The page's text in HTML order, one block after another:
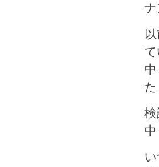
ナ
た
検